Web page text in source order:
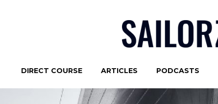
DIRECT COURSE ARTICLES PODCASTS